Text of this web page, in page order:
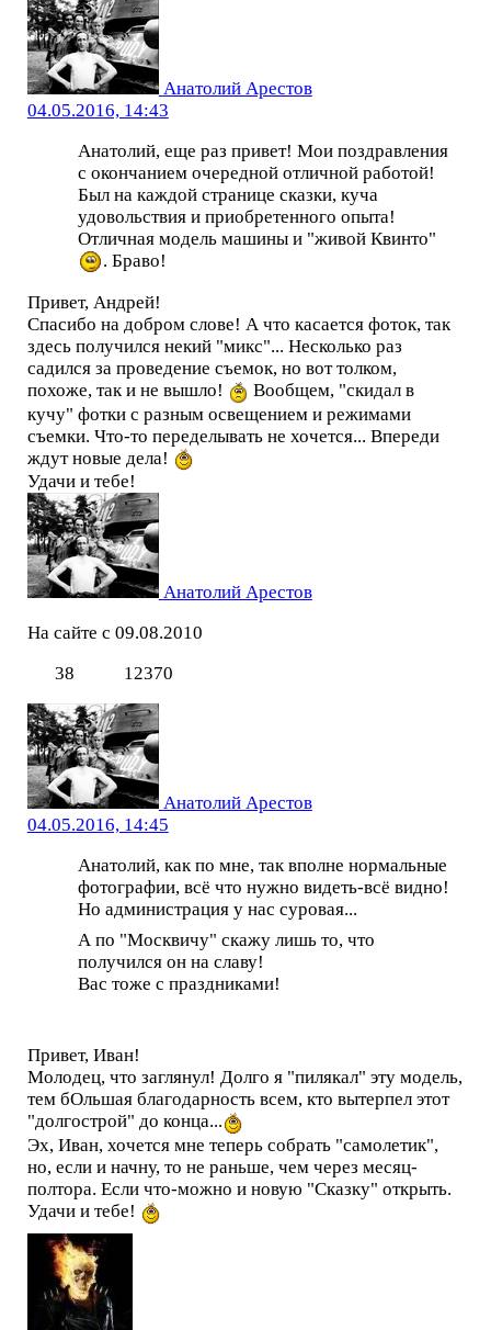
Анатолий Арестов
04.05.2016, 14:43
Анатолий, еще раз привет! Мои поздравления
с окончанием очередной отличной работой!
Был на каждой странице сказки, куча
удовольствия и приобретенного опыта!
Отличная модель машины и "живой Квинто"
. Браво!
Привет, Андрей!
Спасибо на добром слове! А что касается фоток, так
здесь получился некий "микс"... Несколько раз
садился за проведение съемок, но вот толком,
похоже, так и не вышло!
Вообщем, "скидал в
кучу" фотки с разным освещением и режимами
съемки. Что-то переделывать не хочется... Впереди
ждут новые дела!
Удачи и тебе!
Анатолий Арестов
На сайте с 09.08.2010
38
12370
Анатолий Арестов
04.05.2016, 14:45
Анатолий, как по мне, так вполне нормальные
фотографии, всё что нужно видеть-всё видно!
Но администрация у нас суровая...
А по "Москвичу" скажу лишь то, что
получился он на славу!
Вас тоже с праздниками!
Привет, Иван!
Молодец, что заглянул! Долго я "пилякал" эту модель,
тем бОльшая благодарность всем, кто вытерпел этот
"долгострой" до конца...
Эх, Иван, хочется мне теперь собрать "самолетик",
но, если и начну, то не раньше, чем через месяц-
полтора. Если что-можно и новую "Сказку" открыть.
Удачи и тебе!